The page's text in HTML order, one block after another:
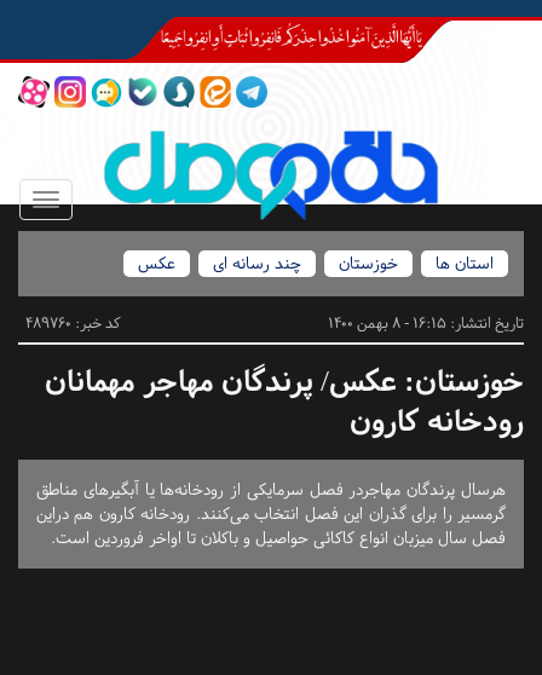
Toggle
استان ها
خوزستان چند رسانه ای عکس
تاریخ انتشار: 16:15 - 8 بهمن 1400 کد خبر: 489760
خوزستان: عکس/ پرندگان مهاجر مهمانان
رودخانه کارون
هرسال پرندگان مهاجردر فصل سرمایکی از رودخانه‌ها یا آبگیرهای مناطق
گرمسیر را برای گذران این فصل انتخاب می‌کنند. رودخانه کارون هم دراین
فصل سال میزبان انواع کاکائی حواصیل و باکلان تا اواخر فروردین است.